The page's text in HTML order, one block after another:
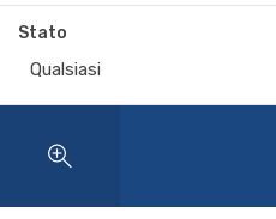
Stato
Qualsiasi